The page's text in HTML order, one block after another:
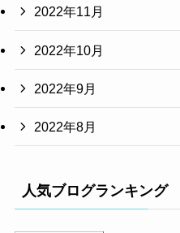
2022年11月
2022年10月
2022年9月
2022年8月
人気ブログランキング